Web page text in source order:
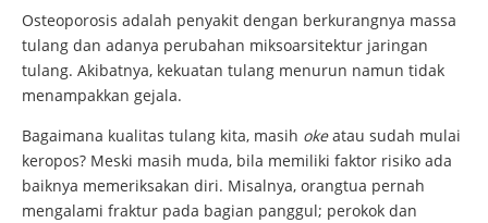
Osteoporosis adalah penyakit dengan berkurangnya massa
tulang dan adanya perubahan miksoarsitektur jaringan
tulang. Akibatnya, kekuatan tulang menurun namun tidak
menampakkan gejala.
Bagaimana kualitas tulang kita, masih okeatau sudah mulai
keropos? Meski masih muda, bila memiliki faktor risiko ada
baiknya memeriksakan diri. Misalnya, orangtua pernah
mengalami fraktur pada bagian panggul; perokok dan